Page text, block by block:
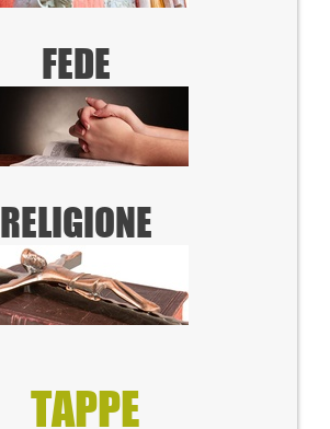
FEDE
RELIGIONE
TAPPE